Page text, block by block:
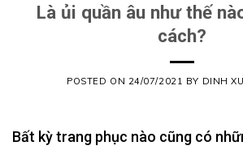
Là ủi quần âu như thế
cách?
POSTED ON 24/07/2021 BY DINH
Bất kỳ trang phục nào cũng có